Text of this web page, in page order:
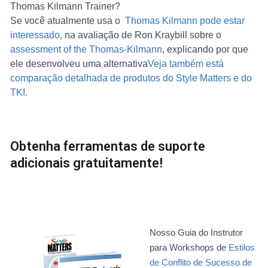
Thomas Kilmann Trainer?
Se você atualmente usa o Thomas Kilmann pode estar
interessado, na avaliação de Ron Kraybill sobre o
assessment of the Thomas-Kilmann, explicando por que
ele desenvolveu uma alternativaVeja também está
comparação detalhada de produtos do Style Matters e do
TKI.
Obtenha ferramentas de suporte
adicionais gratuitamente!
Nosso Guia do Instrutor
para Workshops de Estilos
de Conflito de Sucesso de